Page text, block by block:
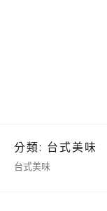
分類: 台式美味
台式美味